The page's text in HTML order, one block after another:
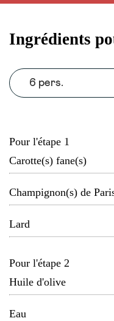
Ingrédients
6 pers.
Pour l'étape 1
Carotte(s) fane(s)
Champignon(s) de
Lard
Pour l'étape 2
Huile d'olive
Eau